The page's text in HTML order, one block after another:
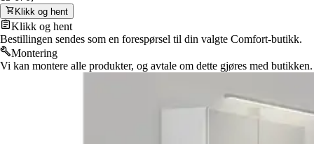
Klikk og hent
Klikk og hent
Bestillingen sendes som en forespørsel til din valgte Comfort-butikk.
Montering
Vi kan montere alle produkter, og avtale om dette gjøres med butikken.